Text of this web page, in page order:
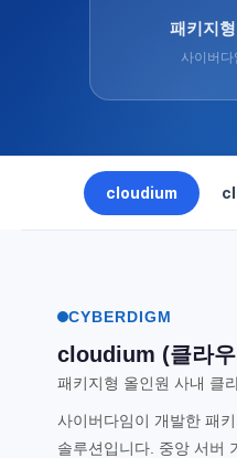
패키지
사이버다
cloudium
CYBERDIGM
cloudium (클라
패키지형 올인원 사내 클
사이버다임이 개발한 패
솔루션입니다. 중앙 서버